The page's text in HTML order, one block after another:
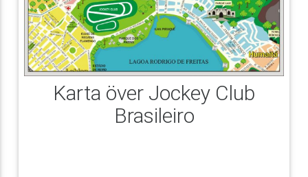
Karta över Jockey Club
Brasileiro